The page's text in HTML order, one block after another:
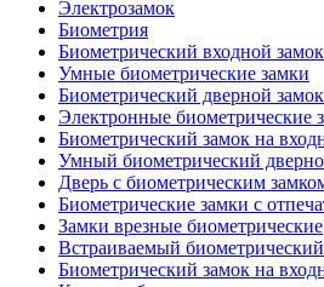
Электрозамок
Биометрия
Биометрический входной замок
Умные биометрические замки
Биометрический дверной замок
Электронные биометрические
Биометрический замок на
Умный биометрический
Дверь с биометрическим
Биометрические замки с
Замки врезные биометрические
Встраиваемый
Биометрический замок на